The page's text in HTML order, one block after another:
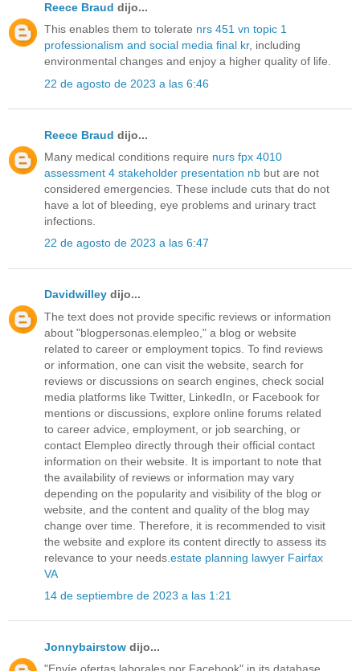
Reece Braud dijo...
This enables them to tolerate nrs 451 vn topic 1
professionalism and social media final kr, including
environmental changes and enjoy a higher quality of life.
22 de agosto de 2023 a las 6:46
Reece Braud dijo...
Many medical conditions require nurs fpx 4010
assessment 4 stakeholder presentation nb but are not
considered emergencies. These include cuts that do not
have a lot of bleeding, eye problems and urinary tract
infections.
22 de agosto de 2023 a las 6:47
Davidwilley dijo...
The text does not provide specific reviews or information
about "blogpersonas.elempleo," a blog or website
related to career or employment topics. To find reviews
or information, one can visit the website, search for
reviews or discussions on search engines, check social
media platforms like Twitter, LinkedIn, or Facebook for
mentions or discussions, explore online forums related
to career advice, employment, or job searching, or
contact Elempleo directly through their official contact
information on their website. It is important to note that
the availability of reviews or information may vary
depending on the popularity and visibility of the blog or
website, and the content and quality of the blog may
change over time. Therefore, it is recommended to visit
the website and explore its content directly to assess its
relevance to your needs. estate planning lawyer Fairfax
VA
14 de septiembre de 2023 a las 1:21
Jonnybairstow dijo...